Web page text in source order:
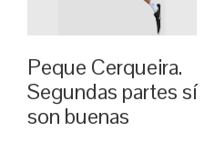
Peque Cerqueira.
Segundas partes sí
son buenas